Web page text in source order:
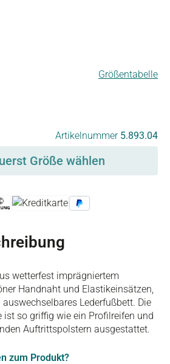
Größentabelle
Artikelnummer 5.893.04
Größe wählen
wetterfest imprägniertem
Handnaht und Elastikeinsätzen,
Lederfußbett. Die
ist so griffig wie ein Profilreifen und
Auftrittspolstern ausgestattet.
zum Produkt?